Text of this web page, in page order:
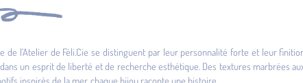
de l’Atelier de Féli.Cie se distinguent par leur personnalité forte et leur
un esprit de liberté et de recherche esthétique. Des textures marbrées
inspirés de la mer, chaque bijou raconte une histoire.